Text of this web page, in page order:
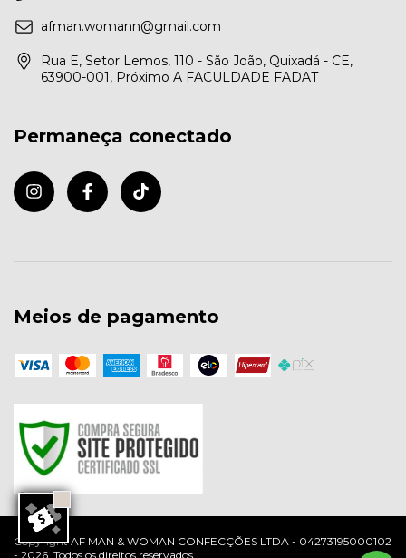
afman.womann@gmail.com
Rua E, Setor Lemos, 110 - São João, Quixadá - CE,
63900-001, Próximo A FACULDADE FADAT
Permaneça conectado
Meios de pagamento
Copyright AF MAN & WOMAN CONFECÇÕES LTDA - 04273195000102
- 2026. Todos os direitos reservados.